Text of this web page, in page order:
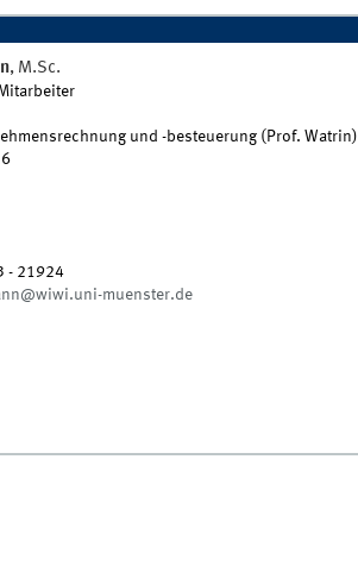
, M.Sc.
und -besteuerung (Prof. Watrin)
- 21924
muenster.de